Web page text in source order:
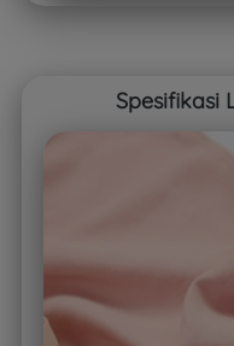
Spesifikasi